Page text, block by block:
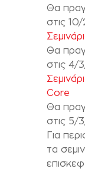
Θα
στις
Θα
στις 4/
Core
Θα
στις 5/
Για
τα